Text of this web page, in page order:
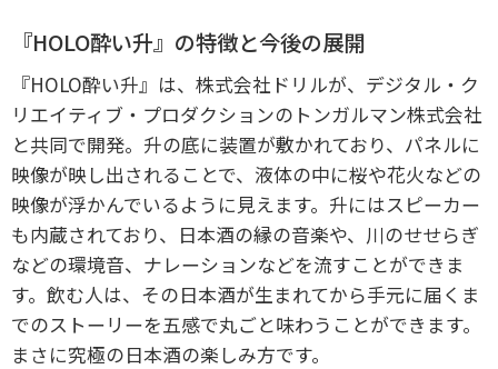
『HOLO酔い升』の特徴と今後の展開
『HOLO酔い升』は、株式会社ドリルが、デジタル・ク
リエイティブ・プロダクションのトンガルマン株式会社
と共同で開発。升の底に装置が敷かれており、パネルに
映像が映し出されることで、液体の中に桜や花火などの
映像が浮かんでいるように見えます。升にはスピーカー
も内蔵されており、日本酒の縁の音楽や、川のせせらぎ
などの環境音、ナレーションなどを流すことができま
す。飲む人は、その日本酒が生まれてから手元に届くま
でのストーリーを五感で丸ごと味わうことができます。
まさに究極の日本酒の楽しみ方です。